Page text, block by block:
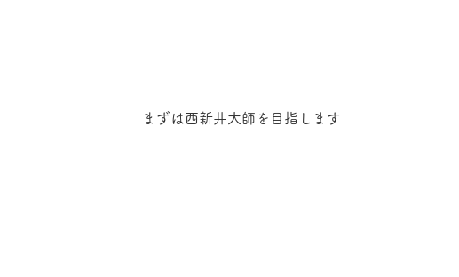
まずは西新井大師を目指します